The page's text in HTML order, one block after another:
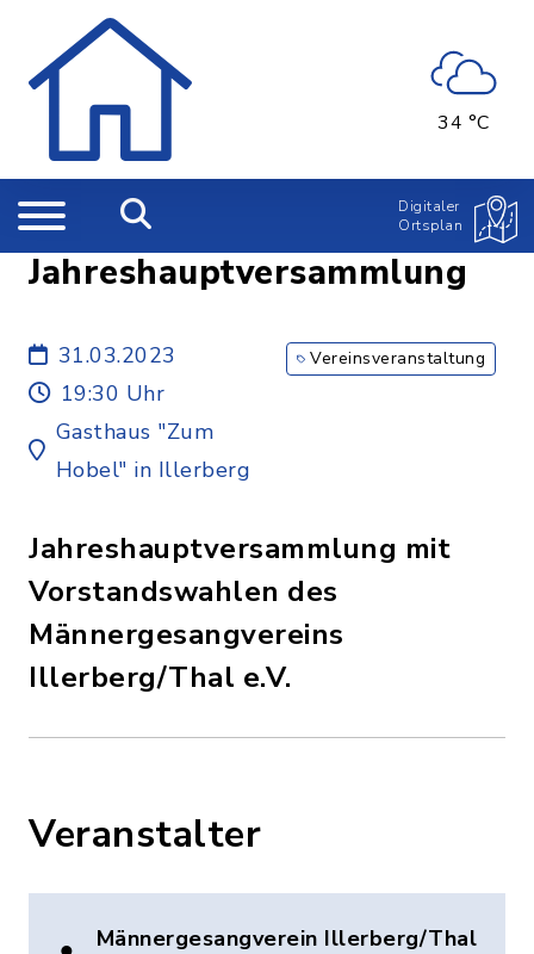
34 °C
Digitaler
Ortsplan
Jahreshauptversammlung
31.03.2023
19:30 Uhr
Gasthaus "Zum
Hobel" in Illerberg
Vereinsveranstaltung
Jahreshauptversammlung mit
Vorstandswahlen des
Männergesangvereins
Illerberg/Thal e.V.
Veranstalter
Männergesangverein Illerberg/Thal